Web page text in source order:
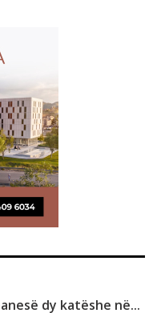
dy katëshe në...